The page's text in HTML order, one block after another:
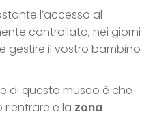
l’accesso al
controllato, nei giorni
gestire il vostro bambino
di questo museo è che
e la zona